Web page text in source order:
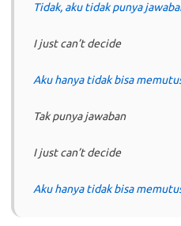
Tidak, aku tidak punya
I just can’t decide
Aku hanya tidak bisa
Tak punya jawaban
I just can’t decide
Aku hanya tidak bisa